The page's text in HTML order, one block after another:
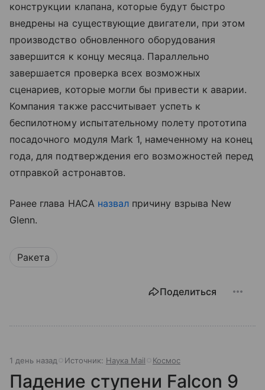
конструкции клапана, которые будут быстро
внедрены на существующие двигатели, при этом
производство обновленного оборудования
завершится к концу месяца. Параллельно
завершается проверка всех возможных
сценариев, которые могли бы привести к аварии.
Компания также рассчитывает успеть к
беспилотному испытательному полету прототипа
посадочного модуля Mark 1, намеченному на конец
года, для подтверждения его возможностей перед
отправкой астронавтов.
Ранее глава НАСА назвал причину взрыва New
Glenn.
Ракета
Поделиться
1 день назад Источник: Наука Mail Космос
Падение ступени Falcon 9